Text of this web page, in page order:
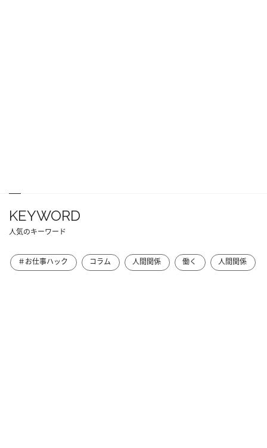
KEYWORD
人気のキーワード
＃お仕事ハック コラム 人間関係 働く 人間関係